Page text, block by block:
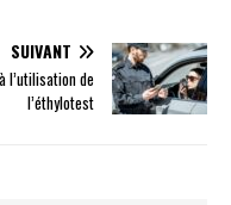
SUIVANT
l’utilisation de
l’éthylotest